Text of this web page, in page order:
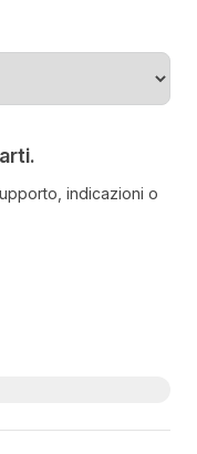
indicazioni o